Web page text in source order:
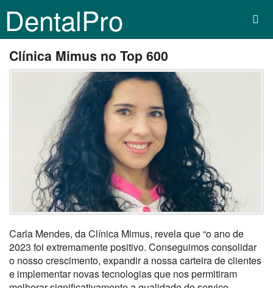
DentalPro
Clínica Mimus no Top 600
Carla Mendes, da Clínica Mimus, revela que “o ano de
2023 foi extremamente positivo. Conseguimos consolidar
o nosso crescimento, expandir a nossa carteira de clientes
e implementar novas tecnologias que nos permitiram